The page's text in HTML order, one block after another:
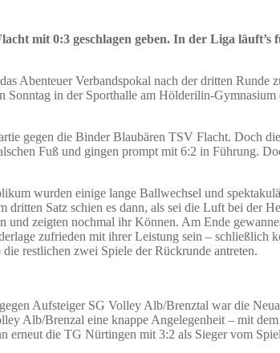
mit 0:3 geschlagen geben. In der Liga läuft’s
Abenteuer Verbandspokal nach der dritten Runde
Sonntag in der Sporthalle am Hölderilin-Gymnasium
gegen die Binder Blaubären TSV Flacht. Doch
Fuß und gingen prompt mit 6:2 in Führung.
wurden einige lange Ballwechsel und
Satz schien es dann, als sei die Luft bei der
und zeigten nochmal ihr Können. Am Ende
zufrieden mit ihrer Leistung sein – schließlich
restlichen zwei Spiele der Rückrunde antreten.
Aufsteiger SG Volley Alb/Brenztal war die
Alb/Brenzal eine knappe Angelegenheit – mit
erneut die TG Nürtingen mit 3:2 als Sieger vom